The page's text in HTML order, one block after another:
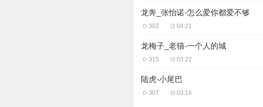
龙奔_张怡诺-怎么爱你都爱不够
302 04:21
龙梅子_老猫-一个人的城
315 03:22
陆虎-小尾巴
307 03:16